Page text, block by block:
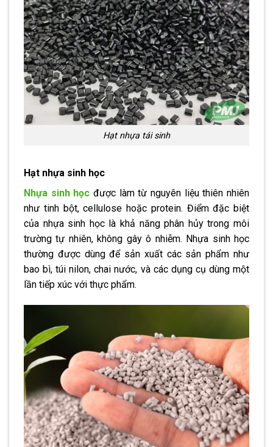
Hạt nhựa tái sinh
Hạt nhựa sinh học
Nhựa sinh học được làm từ nguyên liệu thiên nhiên
như tinh bột, cellulose hoặc protein. Điểm đặc biệt
của nhựa sinh học là khả năng phân hủy trong môi
trường tự nhiên, không gây ô nhiễm. Nhựa sinh học
thường được dùng để sản xuất các sản phẩm như
bao bì, túi nilon, chai nước, và các dụng cụ dùng một
lần tiếp xúc với thực phẩm.